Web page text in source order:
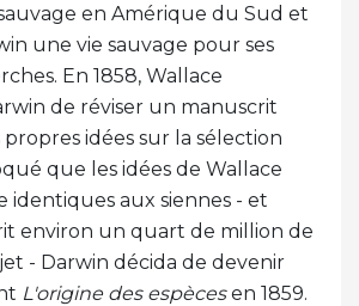
en Amérique du Sud et
une vie sauvage pour ses
En 1858, Wallace
de réviser un manuscrit
idées sur la sélection
que les idées de Wallace
identiques aux siennes - et
environ un quart de million de
- Darwin décida de devenir
L'origine des espècesen 1859.